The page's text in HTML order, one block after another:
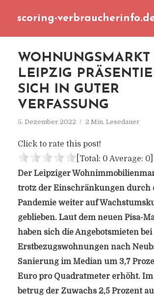
scoring-
LEIPZIG
SICH IN GUTER
VERFASSUNG
5. Dezember 2022 2 Min. Lesedauer
Click to rate this post!
[Total: 0 Average: 0]
Der Leipziger
trotz der Einschränkungen durch
Pandemie weiter auf
geblieben. Laut dem neuen Pisa-
haben sich die Angebotsmieten bei
Erstbezugswohnungen nach
Sanierung im Median um 3,7
Euro pro Quadratmeter erhöht. Im
betrug der Zuwachs 2,5 Prozent